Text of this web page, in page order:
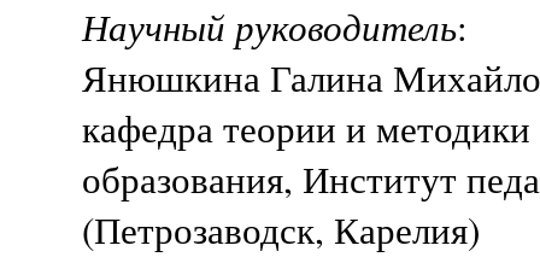
Научный руководитель:
Янюшкина Галина
кафедра теории и
образования, Институт
(Петрозаводск, Карелия)